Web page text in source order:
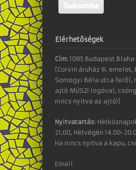
Elérhetőségek
Cím: 1085 Budapest Blaha
(Corvin áruház III. emelet,
Somogyi Béla utca felől,
ajtó MÜSZI logóval,
nincs nyitva az ajtó!)
Nyitvatartás:
21.00, Hétvégén 14.00-
Ha nincs nyitva a kapu,
Email